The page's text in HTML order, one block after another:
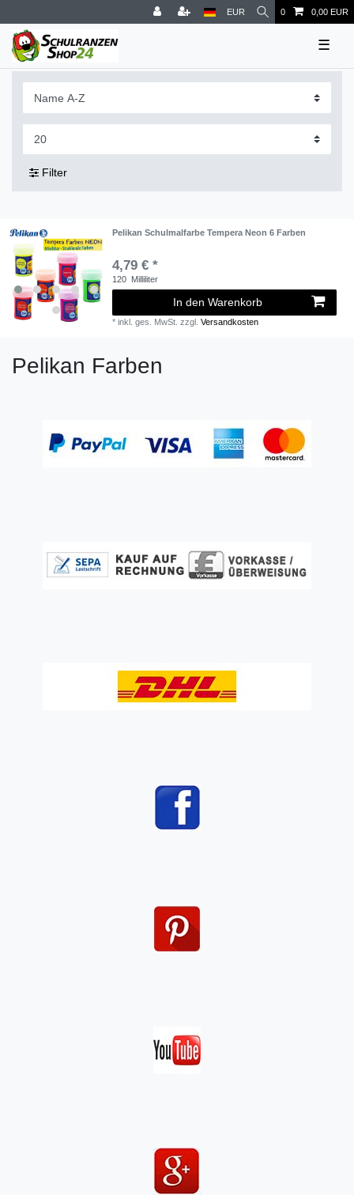
EUR 0 0,00 EUR
☰
Filter
Pelikan Schulmalfarbe Tempera Neon 6 Farben
4,79 € *
120 Milliliter
In den Warenkorb
*inkl. ges. MwSt. zzgl.Versandkosten
Pelikan Farben